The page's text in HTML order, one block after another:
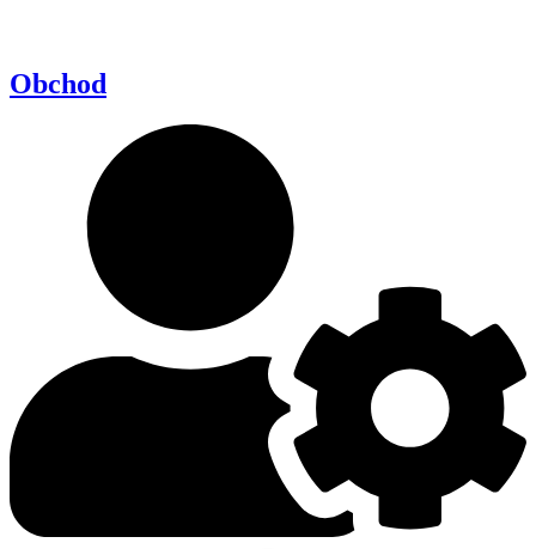
Obchod